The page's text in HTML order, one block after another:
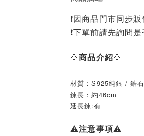
❗️因商品門市同步販
❗️下單前請先詢問
💎商品介紹💎
材質：S925純銀 / 鋯
鍊長：約46cm
延長鍊:有
⚠️注意事項⚠️